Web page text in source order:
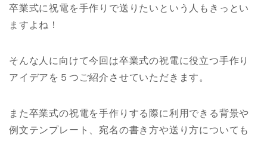
卒業式に祝電を手作りで送りたいという人もきっとい
ますよね！
そんな人に向けて今回は卒業式の祝電に役立つ手作り
アイデアを５つご紹介させていただきます。
また卒業式の祝電を手作りする際に利用できる背景や
例文テンプレート、宛名の書き方や送り方についても